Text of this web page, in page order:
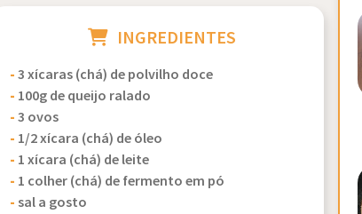
INGREDIENTES
-3 xícaras (chá) de polvilho doce
- 100g de queijo ralado
-3 ovos
- 1/2 xícara (chá) de óleo
- 1 xícara (chá) de leite
- 1 colher (chá) de fermento em pó
- sal a gosto